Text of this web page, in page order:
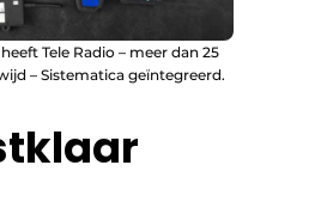
Tele Radio – meer dan 25
– Sistematica geïntegreerd.